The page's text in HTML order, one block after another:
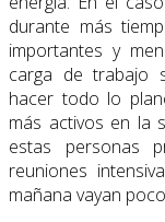
durante más
importantes y
carga de trabajo
hacer todo lo
más activos en la
estas personas
reuniones
mañana vayan